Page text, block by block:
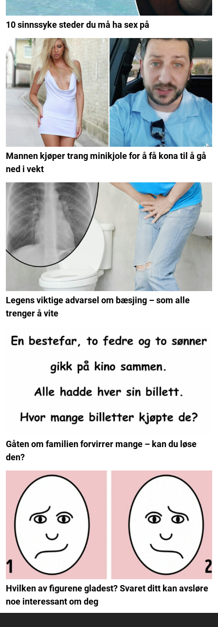
10 sinnssyke steder du må ha sex på
Mannen kjøper trang minikjole for å få kona til å gå
ned i vekt
Legens viktige advarsel om bæsjing – som alle
trenger å vite
Gåten om familien forvirrer mange – kan du løse
den?
Hvilken av figurene gladest? Svaret ditt kan avsløre
noe interessant om deg